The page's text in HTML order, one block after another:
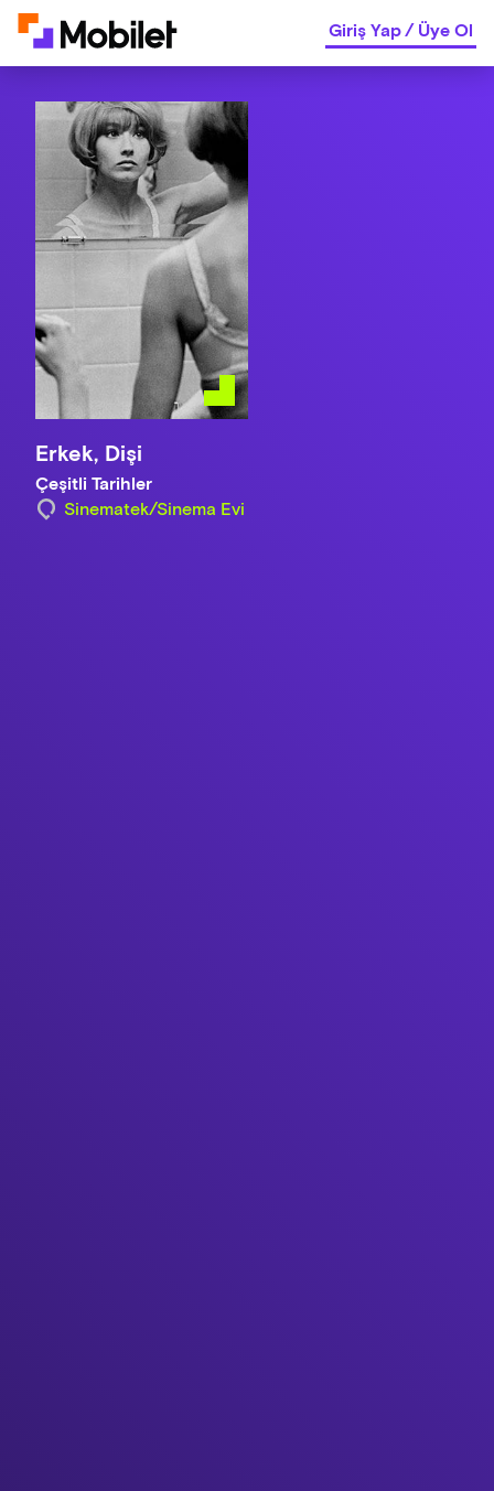
Giriş Yap/Üye Ol
Erkek, Dişi
Çeşitli Tarihler
Sinematek/Sinema Evi